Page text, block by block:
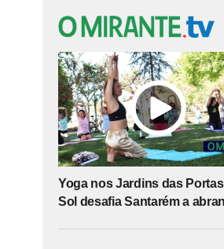
Yoga nos Jardins das
Sol desafia Santarém a